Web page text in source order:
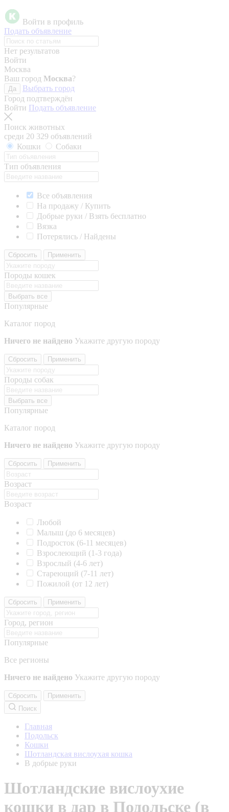
Войти в профиль
Подать объявление
Нет результатов
Войти
Москва
Ваш город Москва?
Да
Выбрать город
Город подтверждён
Войти Подать объявление
Поиск животных
среди 20 329 объявлений
Кошки
Собаки
Тип объявления
Все объявления
На продажу / Купить
Добрые руки / Взять бесплатно
Вязка
Потерялись / Найдены
Сбросить Применить
Породы кошек
Выбрать все
Популярные
Каталог пород
Ничего не найдено Укажите другую породу
Сбросить Применить
Породы собак
Выбрать все
Популярные
Каталог пород
Ничего не найдено Укажите другую породу
Сбросить Применить
Возраст
Возраст
Любой
Малыш (до 6 месяцев)
Подросток (6-11 месяцев)
Взрослеющий (1-3 года)
Взрослый (4-6 лет)
Стареющий (7-11 лет)
Пожилой (от 12 лет)
Сбросить Применить
Город, регион
Популярные
Все регионы
Ничего не найдено Укажите другую породу
Сбросить
Применить
Поиск
Главная
Подольск
Кошки
Шотландская вислоухая кошка
В добрые руки
Шотландские вислоухие
кошки в дар в Подольске (в